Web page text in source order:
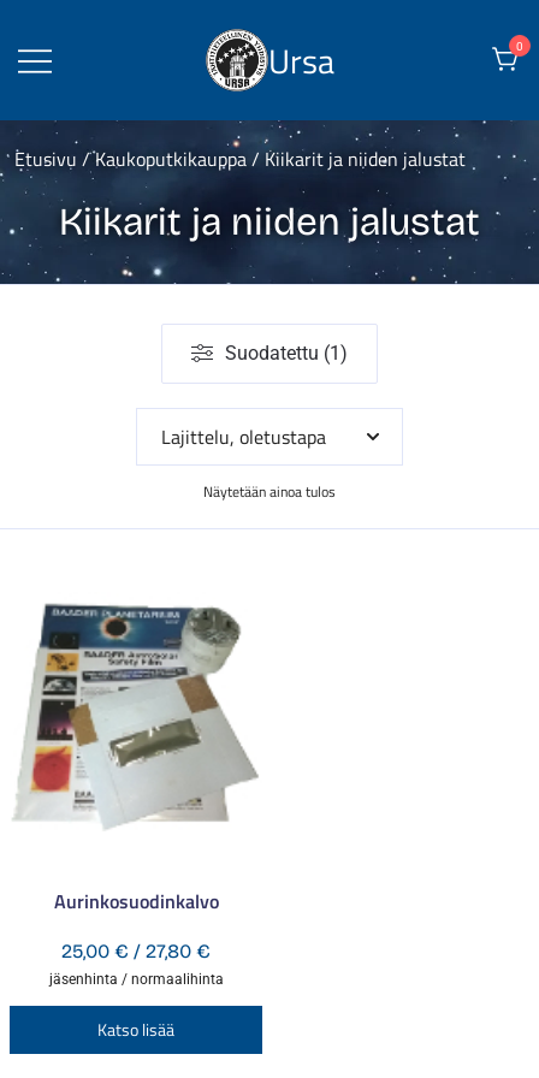
content
Ursa 0
Etusivu /Kaukoputkikauppa/ Kiikarit ja niiden jalustat
Kiikarit ja niiden jalustat
Näytetään ainoa tulos
Aurinkosuodinkalvo
25,00 € / 27,80 €
25,00 €
-
jäsenhinta / normaalihinta
Katso lisää
tuotteella
Suodatettu (1)